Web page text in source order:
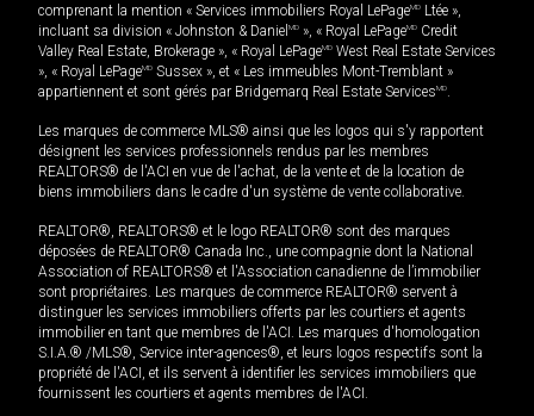
comprenant la mention « Services immobiliers Royal LePageMD Ltée »,
incluant sa division « Johnston & Daniel MD », « Royal LePageMD Credit
Valley Real Estate, Brokerage », « Royal LePageMD West Real Estate Services
», « Royal LePageMD Sussex », et « Les immeubles Mont-Tremblant »
appartiennent et sont gérés par Bridgemarq Real Estate ServicesMD.
Les marques de commerce MLS® ainsi que les logos qui s'y rapportent
désignent les services professionnels rendus par les membres
REALTORS® de l'ACI en vue de l'achat, de la vente et de la location de
biens immobiliers dans le cadre d'un système de vente collaborative.
REALTOR®, REALTORS® et le logo REALTOR® sont des marques
déposées de REALTOR® Canada Inc., une compagnie dont la National
Association of REALTORS® et l'Association canadienne de l’immobilier
sont propriétaires. Les marques de commerce REALTOR® servent à
distinguer les services immobiliers offerts par les courtiers et agents
immobilier en tant que membres de l'ACI. Les marques d'homologation
S.I.A.® /MLS®, Service inter-agences®, et leurs logos respectifs sont la
propriété de l'ACI, et ils servent à identifier les services immobiliers que
fournissent les courtiers et agents membres de l'ACI.